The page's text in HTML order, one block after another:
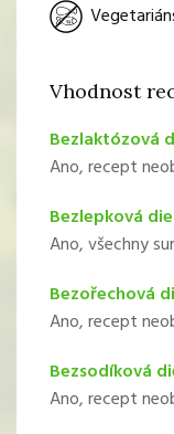
Vhodnost
Bezlaktózová
Ano, recept
Bezlepková
Ano, všechny
Bezořechová
Ano, recept
Bezsodíková
Ano, recept